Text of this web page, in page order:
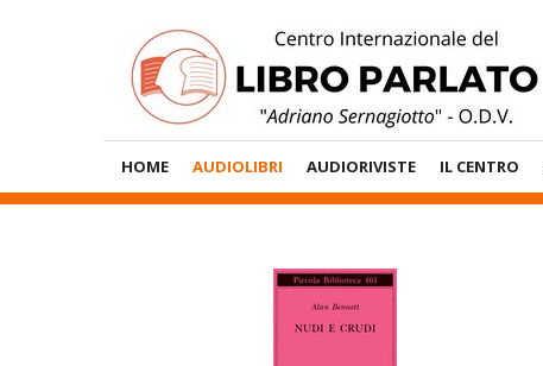
Menù
Principale
HOME AUDIOLIBRI AUDIORIVISTE IL CENTRO